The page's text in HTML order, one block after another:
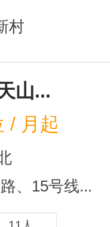
村
山...
/ 月起
、15号线...